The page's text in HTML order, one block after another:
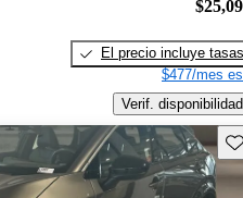
El precio incluye tasas
$477/mes
Verif. disponibilidad